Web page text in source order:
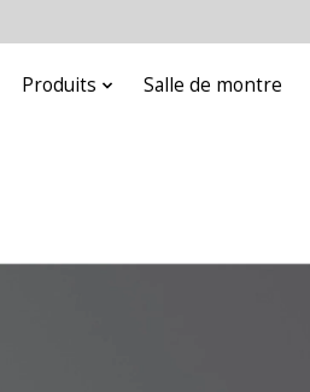
Produits Salle de montre